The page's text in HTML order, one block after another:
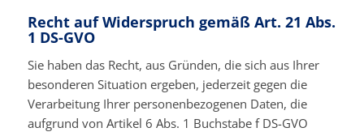
Recht auf Widerspruch gemäß Art. 21 Abs.
1 DS-GVO
Sie haben das Recht, aus Gründen, die sich aus Ihrer
besonderen Situation ergeben, jederzeit gegen die
Verarbeitung Ihrer personenbezogenen Daten, die
aufgrund von Artikel 6 Abs. 1 Buchstabe f DS-GVO